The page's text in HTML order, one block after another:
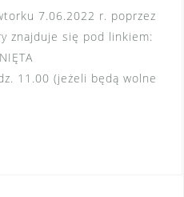
7.06.2022 r. poprzez
znajduje się pod linkiem:
11.00 (jeżeli będą wolne